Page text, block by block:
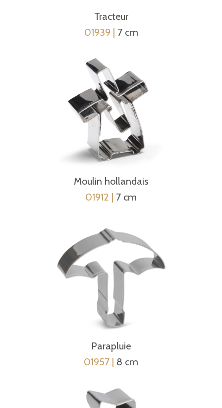
Tracteur
01939 | 7 cm
Moulin hollandais
01912 | 7 cm
Parapluie
01957 | 8 cm